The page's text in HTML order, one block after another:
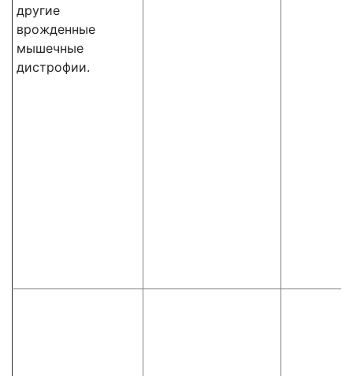
другие
врожденные
мышечные
дистрофии.